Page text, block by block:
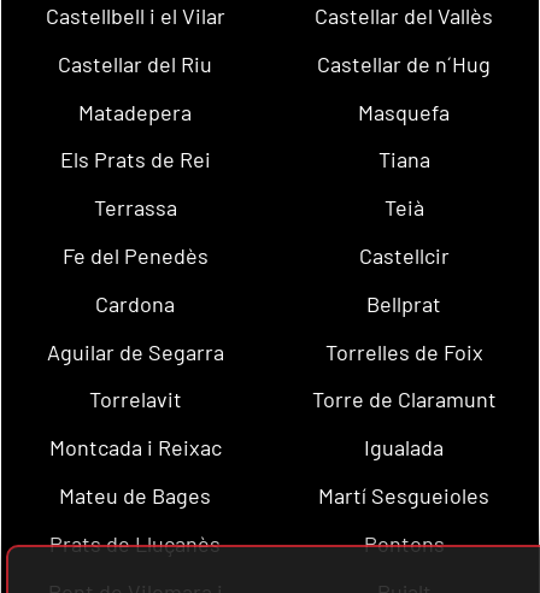
Castellbell i el Vilar
Castellar del Vallès
Castellar del Riu
Castellar de n´Hug
Matadepera
Masquefa
Els Prats de Rei
Tiana
Terrassa
Teià
Fe del Penedès
Castellcir
Cardona
Bellprat
Aguilar de Segarra
Torrelles de Foix
Torrelavit
Torre de Claramunt
Montcada i Reixac
Igualada
Mateu de Bages
Martí Sesgueioles
Prats de Lluçanès
Pontons